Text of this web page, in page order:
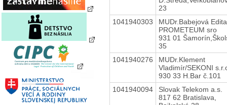
23
1041940303
MUDr.Babejová
PROMETEUM sro
931 01
35
1041940276
MUDr.Klement
Vladimír/SEKONI
930 33 H.Bar č.101
1041940094
Slovak Telekom a.s.
817 62 Bratislava,